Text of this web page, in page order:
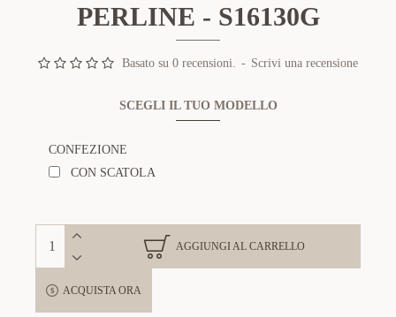
PERLINE - S16130G
Basato su 0 recensioni. - Scrivi una recensione
SCEGLI IL TUO MODELLO
CONFEZIONE
CON SCATOLA
AGGIUNGI AL CARRELLO
ACQUISTA ORA